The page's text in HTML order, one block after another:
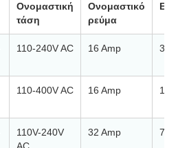
Ονομαστική
τάση
Ονομαστικό
ρεύμα
110-240V AC 16 Amp 3,6 kW
110-400V AC 16 Amp 11 kW
110V-240V
32 Amp 7 kw